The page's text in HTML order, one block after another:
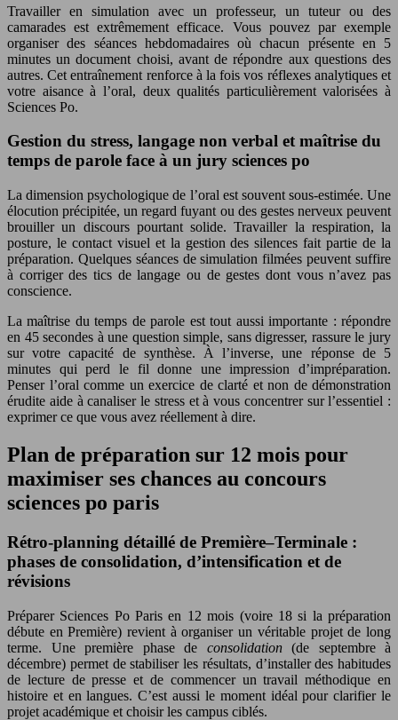
Travailler en simulation avec un professeur, un tuteur ou des
camarades est extrêmement efficace. Vous pouvez par exemple
organiser des séances hebdomadaires où chacun présente en 5
minutes un document choisi, avant de répondre aux questions des
autres. Cet entraînement renforce à la fois vos réflexes analytiques et
votre aisance à l’oral, deux qualités particulièrement valorisées à
Sciences Po.
Gestion du stress, langage non verbal et maîtrise du
temps de parole face à un jury sciences po
La dimension psychologique de l’oral est souvent sous-estimée. Une
élocution précipitée, un regard fuyant ou des gestes nerveux peuvent
brouiller un discours pourtant solide. Travailler la respiration, la
posture, le contact visuel et la gestion des silences fait partie de la
préparation. Quelques séances de simulation filmées peuvent suffire
à corriger des tics de langage ou de gestes dont vous n’avez pas
conscience.
La maîtrise du temps de parole est tout aussi importante : répondre
en 45 secondes à une question simple, sans digresser, rassure le jury
sur votre capacité de synthèse. À l’inverse, une réponse de 5
minutes qui perd le fil donne une impression d’impréparation.
Penser l’oral comme un exercice de clarté et non de démonstration
érudite aide à canaliser le stress et à vous concentrer sur l’essentiel :
exprimer ce que vous avez réellement à dire.
Plan de préparation sur 12 mois pour
maximiser ses chances au concours
sciences po paris
Rétro-planning détaillé de Première–Terminale :
phases de consolidation, d’intensification et de
révisions
Préparer Sciences Po Paris en 12 mois (voire 18 si la préparation
débute en Première) revient à organiser un véritable projet de long
terme. Une première phase de consolidation(de septembre à
décembre) permet de stabiliser les résultats, d’installer des habitudes
de lecture de presse et de commencer un travail méthodique en
histoire et en langues. C’est aussi le moment idéal pour clarifier le
projet académique et choisir les campus ciblés.